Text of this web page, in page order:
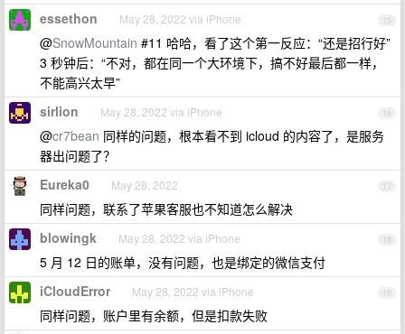
15
essethon May 28, 2022 via iPhone
@SnowMountain #11 哈哈，看了这个第一反应：“还是招行好”
3 秒钟后：“不对，都在同一个大环境下，搞不好最后都一样，
不能高兴太早”
16
sirlion May 28, 2022 via iPhone
@cr7bean 同样的问题，根本看不到 icloud 的内容了，是服务
器出问题了？
17
Eureka0 May 28, 2022
同样问题，联系了苹果客服也不知道怎么解决
18
blowingk May 28, 2022 via iPhone
5 月 12 日的账单，没有问题，也是绑定的微信支付
19
iCloudError May 28, 2022 via iPhone
同样问题，账户里有余额，但是扣款失败